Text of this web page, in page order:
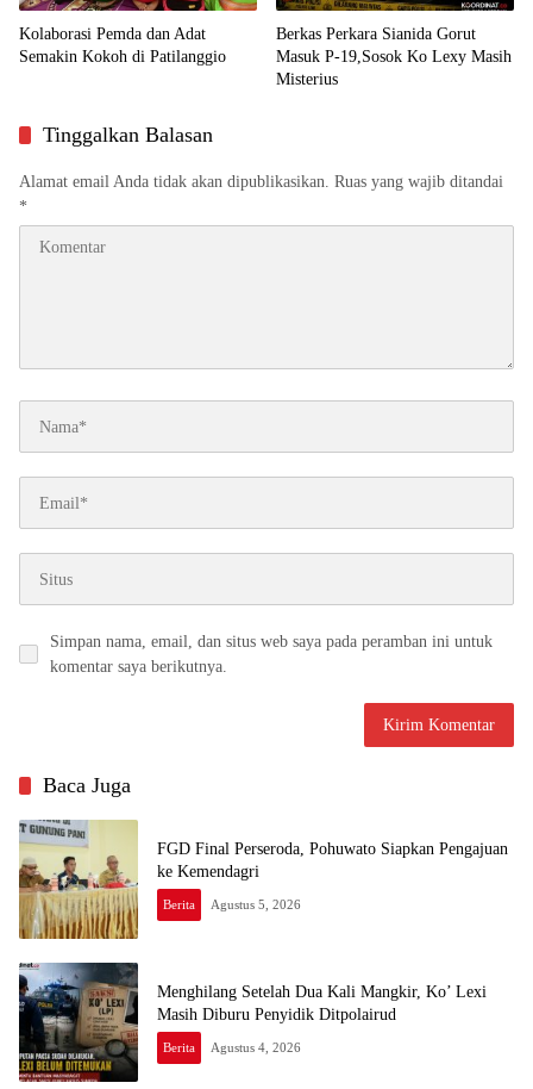
Kolaborasi Pemda dan Adat
Semakin Kokoh di Patilanggio
Berkas Perkara Sianida Gorut
Masuk P-19,Sosok Ko Lexy Masih
Misterius
Tinggalkan Balasan
Alamat email Anda tidak akan dipublikasikan. Ruas yang wajib ditandai
*
Simpan nama, email, dan situs web saya pada peramban ini untuk
komentar saya berikutnya.
Baca Juga
FGD Final Perseroda, Pohuwato Siapkan Pengajuan
ke Kemendagri
Berita Agustus 5, 2026
Menghilang Setelah Dua Kali Mangkir, Ko’ Lexi
Masih Diburu Penyidik Ditpolairud
Berita Agustus 4, 2026